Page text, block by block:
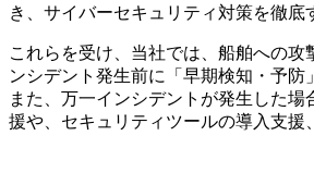
き、サイバーセキュリティ対策を徹底
これらを受け、当社では、船舶への
ンシデント発生前に「早期検知・予防
また、万一インシデントが発生した
援や、セキュリティツールの導入支援